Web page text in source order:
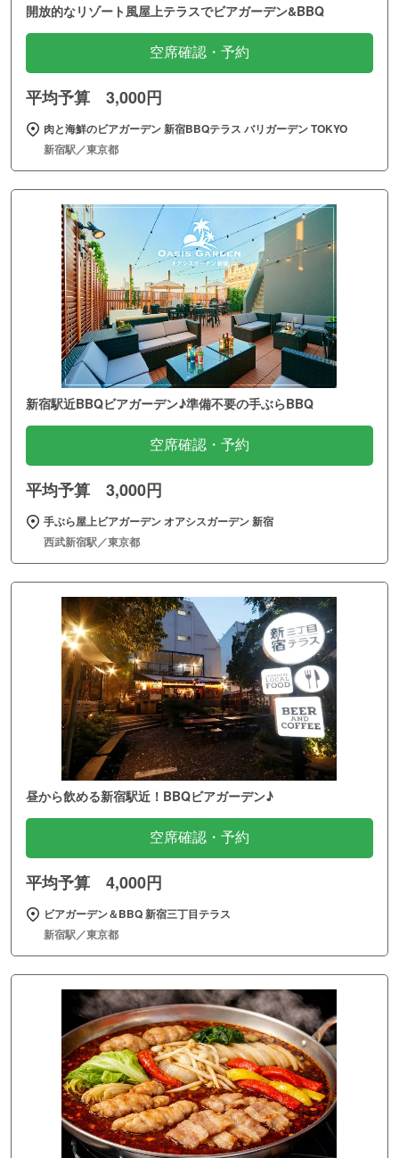
開放的なリゾート風屋上テラスでビアガーデン&BBQ
空席確認・予約
平均予算 3,000円
肉と海鮮のビアガーデン 新宿BBQテラス バリガーデン TOKYO
新宿駅／東京都
新宿駅近BBQビアガーデン♪準備不要の手ぶらBBQ
空席確認・予約
平均予算 3,000円
手ぶら屋上ビアガーデン オアシスガーデン 新宿
西武新宿駅／東京都
昼から飲める新宿駅近！BBQビアガーデン♪
空席確認・予約
平均予算 4,000円
ビアガーデン＆BBQ 新宿三丁目テラス
新宿駅／東京都